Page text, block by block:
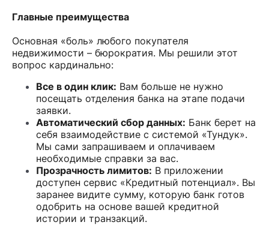
Главные преимущества
Основная «боль» любого покупателя
недвижимости – бюрократия. Мы решили этот
вопрос кардинально:
Все в один клик: Вам больше не нужно
посещать отделения банка на этапе подачи
заявки.
Автоматический сбор данных: Банк берет на
себя взаимодействие с системой «Тундук».
Мы сами запрашиваем и оплачиваем
необходимые справки за вас.
Прозрачность лимитов: В приложении
доступен сервис «Кредитный потенциал». Вы
заранее видите сумму, которую банк готов
одобрить на основе вашей кредитной
истории и транзакций.